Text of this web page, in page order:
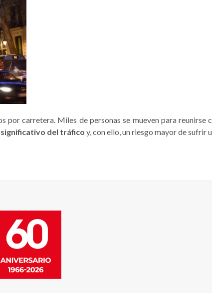
por carretera. Miles de personas se mueven para reunirse
del tráfico y, con ello, un riesgo mayor de sufrir